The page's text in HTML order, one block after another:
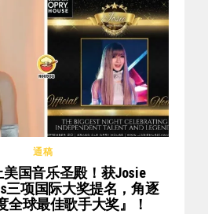
通稿
美国音乐圣殿！获Josie
三项国际大奖提名，角逐
全球最佳歌手大奖』！